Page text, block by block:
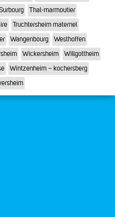
Thal-marmoutier
Truchtersheim maternel
Wangenbourg
Westhoffen
Wickersheim
Willgottheim
Wintzenheim – kochersberg